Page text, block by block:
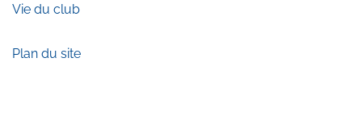
Vie du club
Plan du site